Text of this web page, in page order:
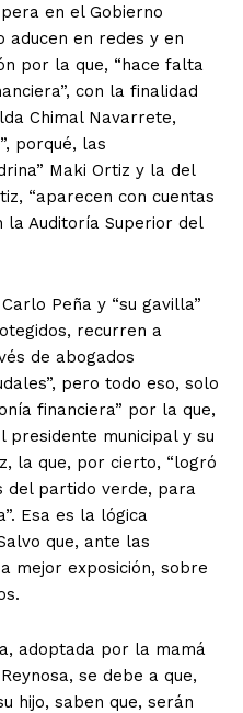
en el Gobierno
aducen en redes y en
por la que, “hace falta
con la finalidad
Chimal Navarrete,
porqué, las
Maki Ortiz y la del
“aparecen con cuentas
la Auditoría Superior del
Peña y “su gavilla”
recurren a
de abogados
pero todo eso, solo
financiera” por la que,
presidente municipal y su
la que, por cierto, “logró
del partido verde, para
Esa es la lógica
que, ante las
mejor exposición, sobre
adoptada por la mamá
se debe a que,
hijo, saben que, serán